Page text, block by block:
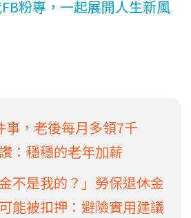
粉專，一起展開人生新風
事，老後每月多領7千
：穩穩的老年加薪
不是我的？」勞保退休金
能被扣押：避險實用建議